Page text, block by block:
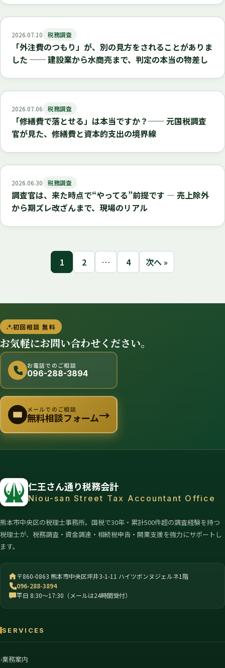
2026.07.10 税務調査
「外注費のつもり」が、別の見方をされることがありま
した ── 建設業から水商売まで、判定の本当の物差し
2026.07.06 税務調査
「修繕費で落とせる」は本当ですか？── 元国税調査
官が見た、修繕費と資本的支出の境界線
2026.06.30 税務調査
調査官は、来た時点で“やってる”前提です ― 売上除外
から期ズレ改ざんまで、現場のリアル
1 2 … 4 次へ »
初回相談 無料
お気軽にお問い合わせください。
お電話でのご相談
096-288-3894
メールでのご相談
無料相談フォーム→
仁王さん通り税務会計
Niou-san Street Tax Accountant Office
熊本市中央区の税理士事務所。国税で30年・累計500件超の調査経験を持つ
税理士が、税務調査・資金調達・相続税申告・開業支援を強力にサポートし
ます。
〒860-0863 熊本市中央区坪井3-1-11 ハイツボンヌジェルネ1階
096-288-3894
平日 8:30〜17:30（メールは24時間受付）
SERVICES
業務案内